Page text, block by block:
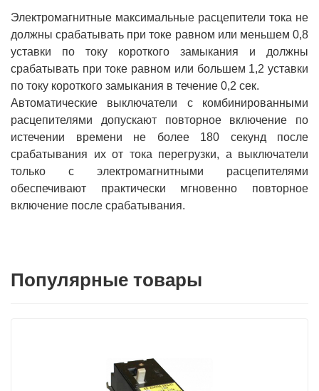
Электромагнитные максимальные расцепители тока не
должны срабатывать при токе равном или меньшем 0,8
уставки по току короткого замыкания и должны
срабатывать при токе равном или большем 1,2 уставки
по току короткого замыкания в течение 0,2 сек.
Автоматические выключатели с комбинированными
расцепителями допускают повторное включение по
истечении времени не более 180 секунд после
срабатывания их от тока перегрузки, а выключатели
только с электромагнитными расцепителями
обеспечивают практически мгновенно повторное
включение после срабатывания.
Популярные товары